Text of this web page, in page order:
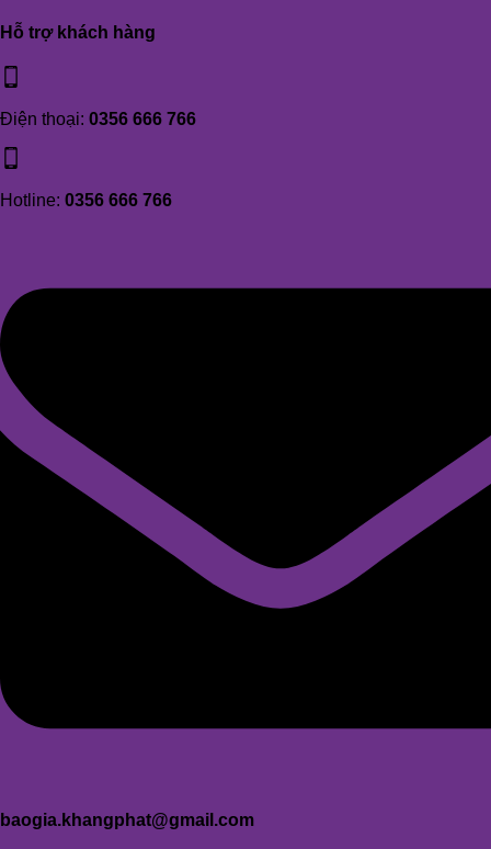
Hỗ trợ khách hàng
Điện thoại: 0356 666 766
Hotline: 0356 666 766
baogia.khangphat@gmail.com